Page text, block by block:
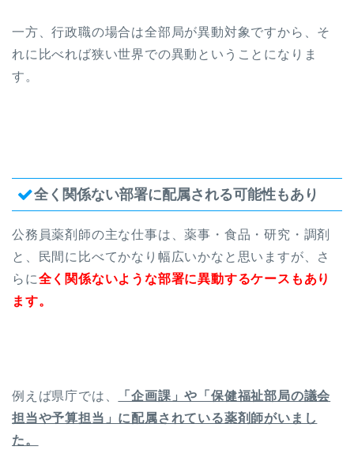
一方、行政職の場合は全部局が異動対象ですから、そ
れに比べれば狭い世界での異動ということになりま
す。
全く関係ない部署に配属される可能性もあり
公務員薬剤師の主な仕事は、薬事・食品・研究・調剤
と、民間に比べてかなり幅広いかなと思いますが、さ
らに全く関係ないような部署に異動するケースもあり
ます。
例えば県庁では、
「企画課」や「保健福祉部局の議会
担当や予算担当」に配属されている薬剤師がいまし
た。